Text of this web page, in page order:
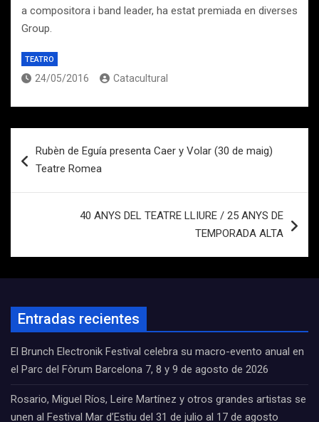
a compositora i band leader, ha estat premiada en diverses
Group.
TEATRO
24/05/2016 Catacultural
de
Rubèn de Eguía presenta Caer y Volar (30 de maig)
Teatre Romea
40 ANYS DEL TEATRE LLIURE / 25 ANYS DE
TEMPORADA ALTA
Entradas recientes
El Brunch Electronik Festival celebra su macro-evento anual en
el Parc del Fòrum Barcelona 7, 8 y 9 de agosto de 2026
Rosario, Miguel Ríos, Leire Martínez y otros grandes artistas se
unen al Festival Mar d’Estiu del 31 de julio al 17 de agosto